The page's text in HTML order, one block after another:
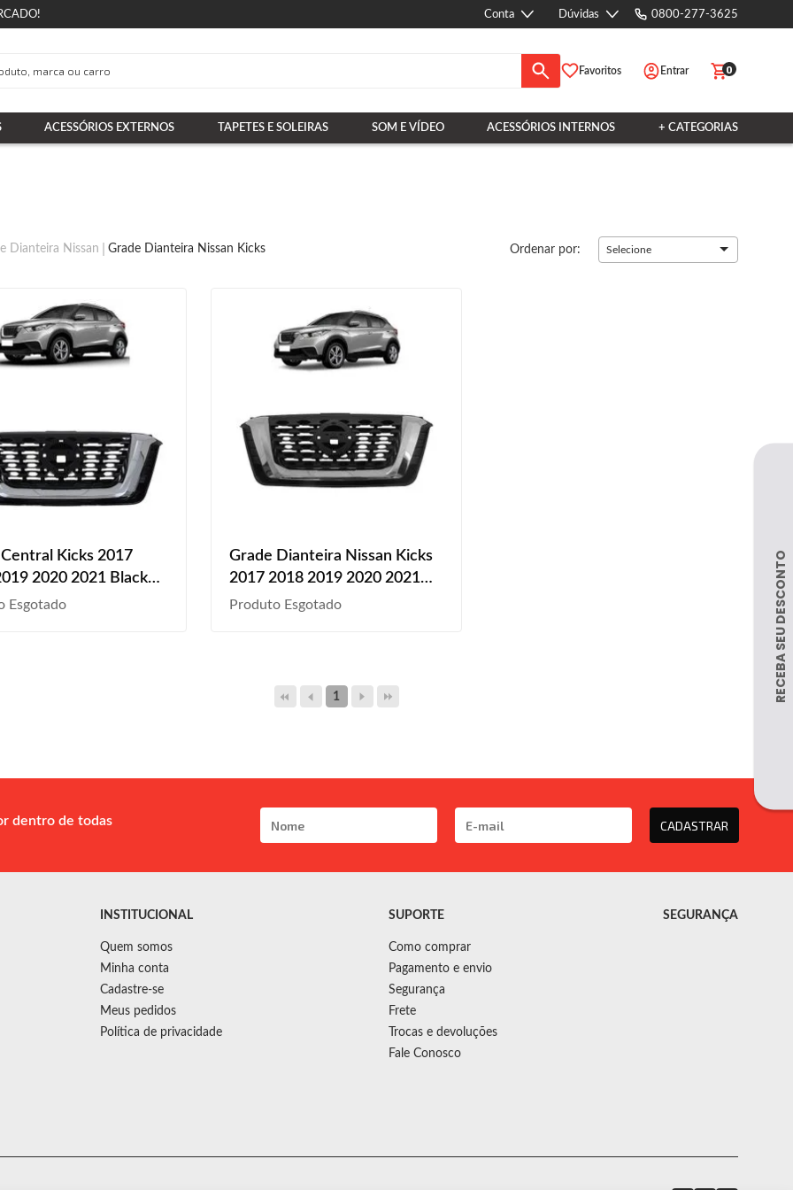
Conta Dúvidas 0800-277-3625
Favoritos Entrar 0
ACESSÓRIOS EXTERNOS TAPETES E SOLEIRAS SOM E VÍDEO ACESSÓRIOS INTERNOS + CATEGORIAS
Dianteira Nissan Grade Dianteira Nissan Kicks Ordenar por: Selecione
Kicks 2017
2020 2021 Black
Esgotado
Grade Dianteira Nissan Kicks
2017 2018 2019 2020 2021
Preto
Produto Esgotado
1
dentro de todas
CADASTRAR
INSTITUCIONAL
Quem somos
Minha conta
Cadastre-se
Meus pedidos
Política de privacidade
SUPORTE
Como comprar
Pagamento e envio
Segurança
Frete
Trocas e devoluções
Fale Conosco
SEGURANÇA